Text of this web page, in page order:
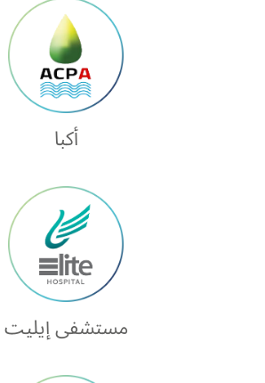
أكبا
مستشفى إيليت